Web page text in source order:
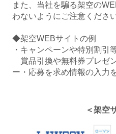
また、当社を騙る架空の
わないようにご注意ください
◆架空WEBサイトの例
・キャンペーンや特別割引
賞品引換や無料券プレゼ
ー・応募を求め情報の入力
＜架空